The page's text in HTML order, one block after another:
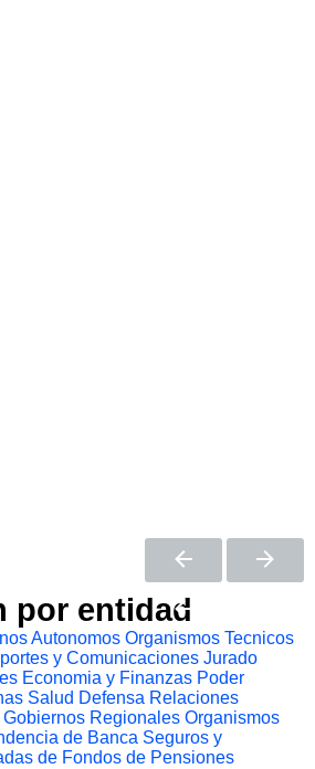
por entidad
Autonomos Organismos Tecnicos
y Comunicaciones Jurado
Economia y Finanzas Poder
Salud Defensa Relaciones
Gobiernos Regionales Organismos
de Banca Seguros y
de Fondos de Pensiones